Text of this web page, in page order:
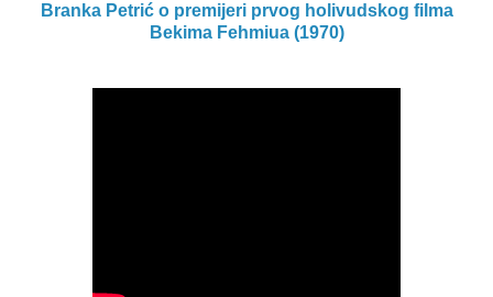
Branka Petrić o premijeri prvog holivudskog filma
Bekima Fehmiua (1970)